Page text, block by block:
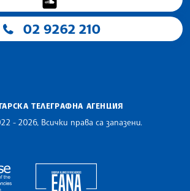
02 9262 210
ТЕЛЕГРАФНА АГЕНЦИЯ
- 2026, Всички права са запазени.
The Assocoation of the Balkan News Agencies